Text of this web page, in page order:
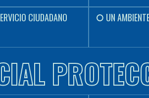
CIUDADANO UN